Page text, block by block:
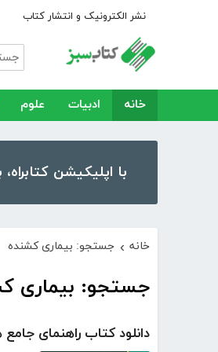
نشر الکترونیک و انتشار کتاب
خانه ادبیات علوم
با اپلیکیشن کتابراه، بیش از ۵۰،۰۰۰ کتاب، کتاب صوتی و رمان را در
خانه › جستجو: بیماری کشنده
جستجو: بیماری
دانلود کتاب راهنمای